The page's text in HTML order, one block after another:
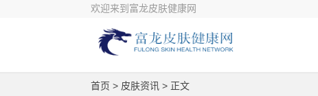
欢迎来到富龙皮肤健康网
首页 > 皮肤资讯 > 正文